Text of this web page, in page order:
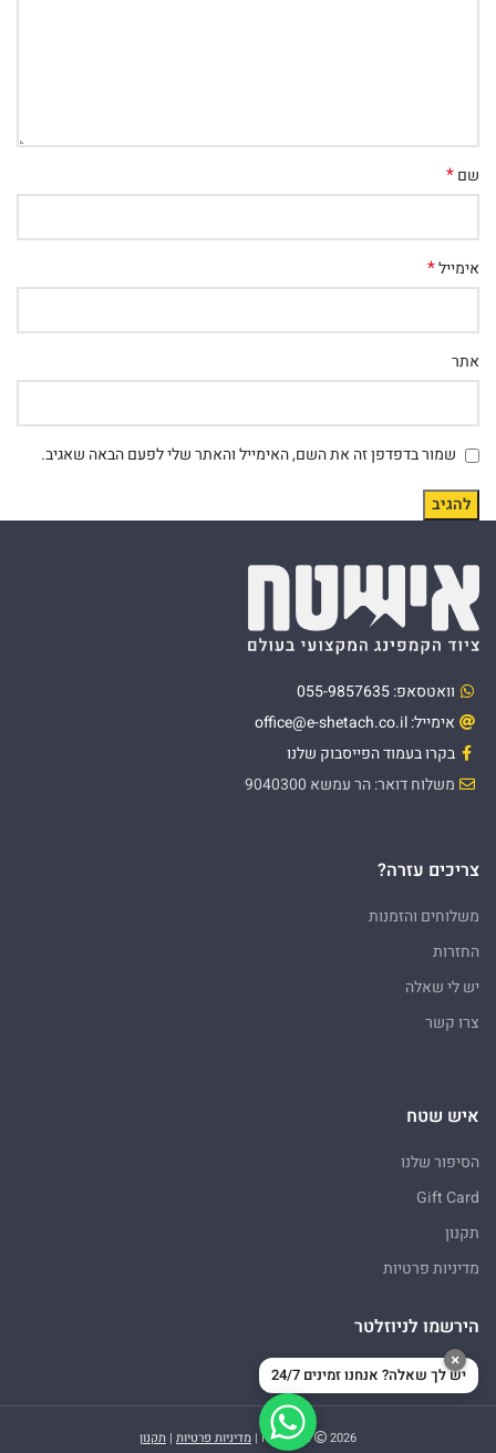
שם*
אימייל*
אתר
שמור בדפדפן זה את השם, האימייל והאתר שלי לפעם הבאה שאגיב.
וואטסאפ: 055-9857635
אימייל: office@e-shetach.co.il
בקרו בעמוד הפייסבוק שלנו
משלוח דואר: הר עמשא 9040300
צריכים עזרה?
משלוחים והזמנות
החזרות
יש לי שאלה
צרו קשר
איש שטח
הסיפור שלנו
Gift Card
תקנון
מדיניות פרטיות
הירשמו לניוזלטר
2026 איש שטח | מדיניות פרטיות | תקנון
×
יש לך שאלה? אנחנו זמינים 24/7